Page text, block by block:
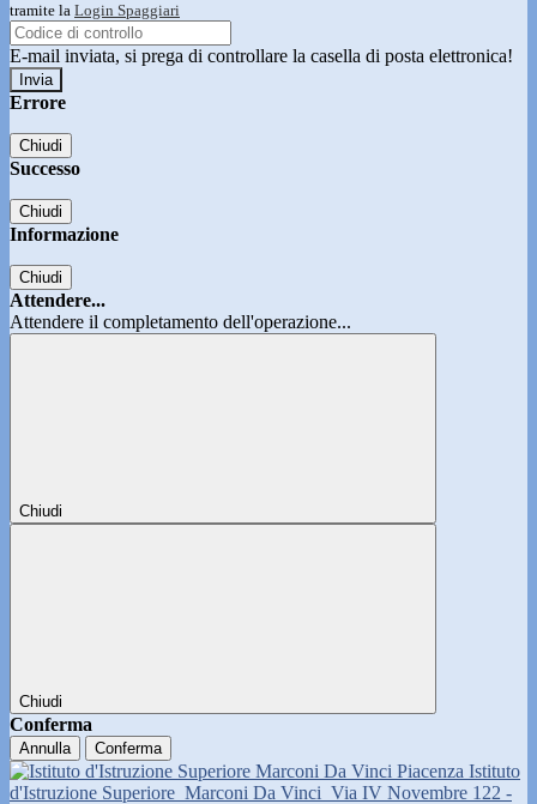
tramite la Login Spaggiari
E-mail inviata, si prega di controllare la casella di posta elettronica!
Errore
Chiudi
Successo
Chiudi
Informazione
Chiudi
Attendere...
Attendere il completamento dell'operazione...
Chiudi
Chiudi
Conferma
Annulla Conferma
Istituto
d'Istruzione Superiore Marconi Da Vinci Via IV Novembre 122 -